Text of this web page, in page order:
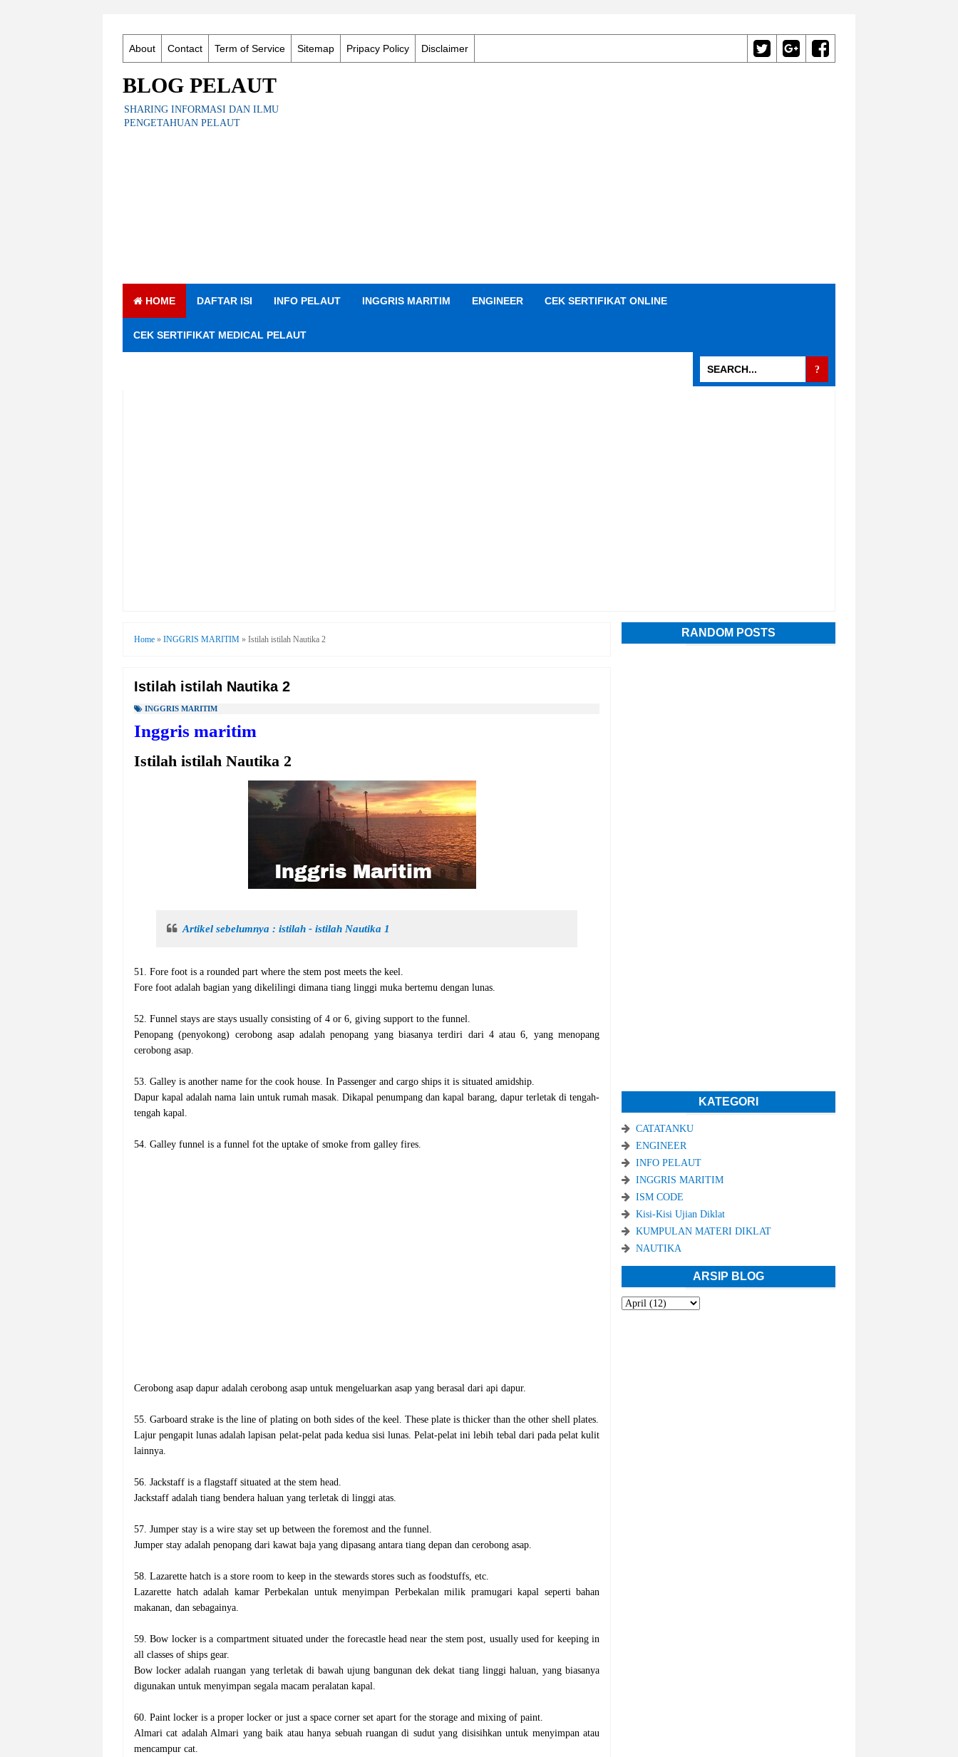
About Contact Term of Service Sitemap Pripacy Policy Disclaimer
BLOG PELAUT
SHARING INFORMASI DAN ILMU
PENGETAHUAN PELAUT
HOME DAFTAR ISI INFO PELAUT INGGRIS MARITIM ENGINEER CEK SERTIFIKAT ONLINE
CEK SERTIFIKAT MEDICAL PELAUT
Home » INGGRIS MARITIM » Istilah istilah Nautika 2
Istilah istilah Nautika 2
INGGRIS MARITIM
Inggris maritim
Istilah istilah Nautika 2
Artikel sebelumnya : istilah - istilah Nautika 1
51. Fore foot is a rounded part where the stem post meets the keel.
‌Fore foot adalah bagian yang dikelilingi dimana tiang linggi muka bertemu dengan lunas.
52. Funnel stays are stays usually consisting of 4 or 6, giving support to the funnel.
‌Penopang (penyokong) cerobong asap adalah penopang yang biasanya terdiri dari 4 atau 6, yang menopang
cerobong asap.
53. Galley is another name for the cook house. In Passenger and cargo ships it is situated amidship.
‌Dapur kapal adalah nama lain untuk rumah masak. Dikapal penumpang dan kapal barang, dapur terletak di tengah-
tengah kapal.
54. Galley funnel is a funnel fot the uptake of smoke from galley fires.
‌Cerobong asap dapur adalah cerobong asap untuk mengeluarkan asap yang berasal dari api dapur.
55. Garboard strake is the line of plating on both sides of the keel. These plate is thicker than the other shell plates.
‌Lajur pengapit lunas adalah lapisan pelat-pelat pada kedua sisi lunas. Pelat-pelat ini lebih tebal dari pada pelat kulit
lainnya.
56. Jackstaff is a flagstaff situated at the stem head.
‌Jackstaff adalah tiang bendera haluan yang terletak di linggi atas.
57. Jumper stay is a wire stay set up between the foremost and the funnel.
‌Jumper stay adalah penopang dari kawat baja yang dipasang antara tiang depan dan cerobong asap.
58. Lazarette hatch is a store room to keep in the stewards stores such as foodstuffs, etc.
‌Lazarette hatch adalah kamar Perbekalan untuk menyimpan Perbekalan milik pramugari kapal seperti bahan
makanan, dan sebagainya.
59. Bow locker is a compartment situated under the forecastle head near the stem post, usually used for keeping in
all classes of ships gear.
‌Bow locker adalah ruangan yang terletak di bawah ujung bangunan dek dekat tiang linggi haluan, yang biasanya
digunakan untuk menyimpan segala macam peralatan kapal.
60. Paint locker is a proper locker or just a space corner set apart for the storage and mixing of paint.
‌Almari cat adalah Almari yang baik atau hanya sebuah ruangan di sudut yang disisihkan untuk menyimpan atau
mencampur cat.
RANDOM POSTS
KATEGORI
CATATANKU
ENGINEER
INFO PELAUT
INGGRIS MARITIM
ISM CODE
Kisi-Kisi Ujian Diklat
KUMPULAN MATERI DIKLAT
NAUTIKA
ARSIP BLOG